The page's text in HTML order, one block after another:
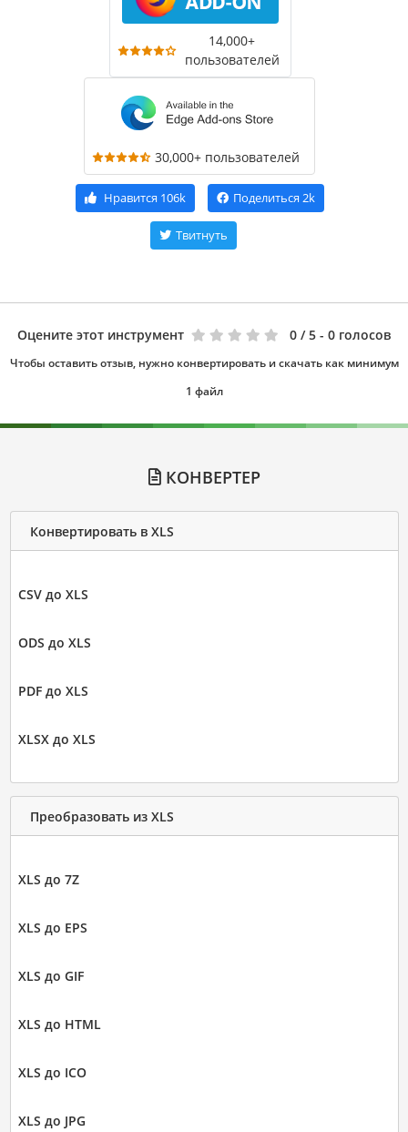
14,000+
пользователей
30,000+ пользователей
Нравится 106k Поделиться 2k
Твитнуть
Оцените этот инструмент 0 / 5 - 0 голосов
Чтобы оставить отзыв, нужно конвертировать и скачать как минимум
1 файл
КОНВЕРТЕР
Конвертировать в XLS
CSV до XLS
ODS до XLS
PDF до XLS
XLSX до XLS
Преобразовать из XLS
XLS до 7Z
XLS до EPS
XLS до GIF
XLS до HTML
XLS до ICO
XLS до JPG